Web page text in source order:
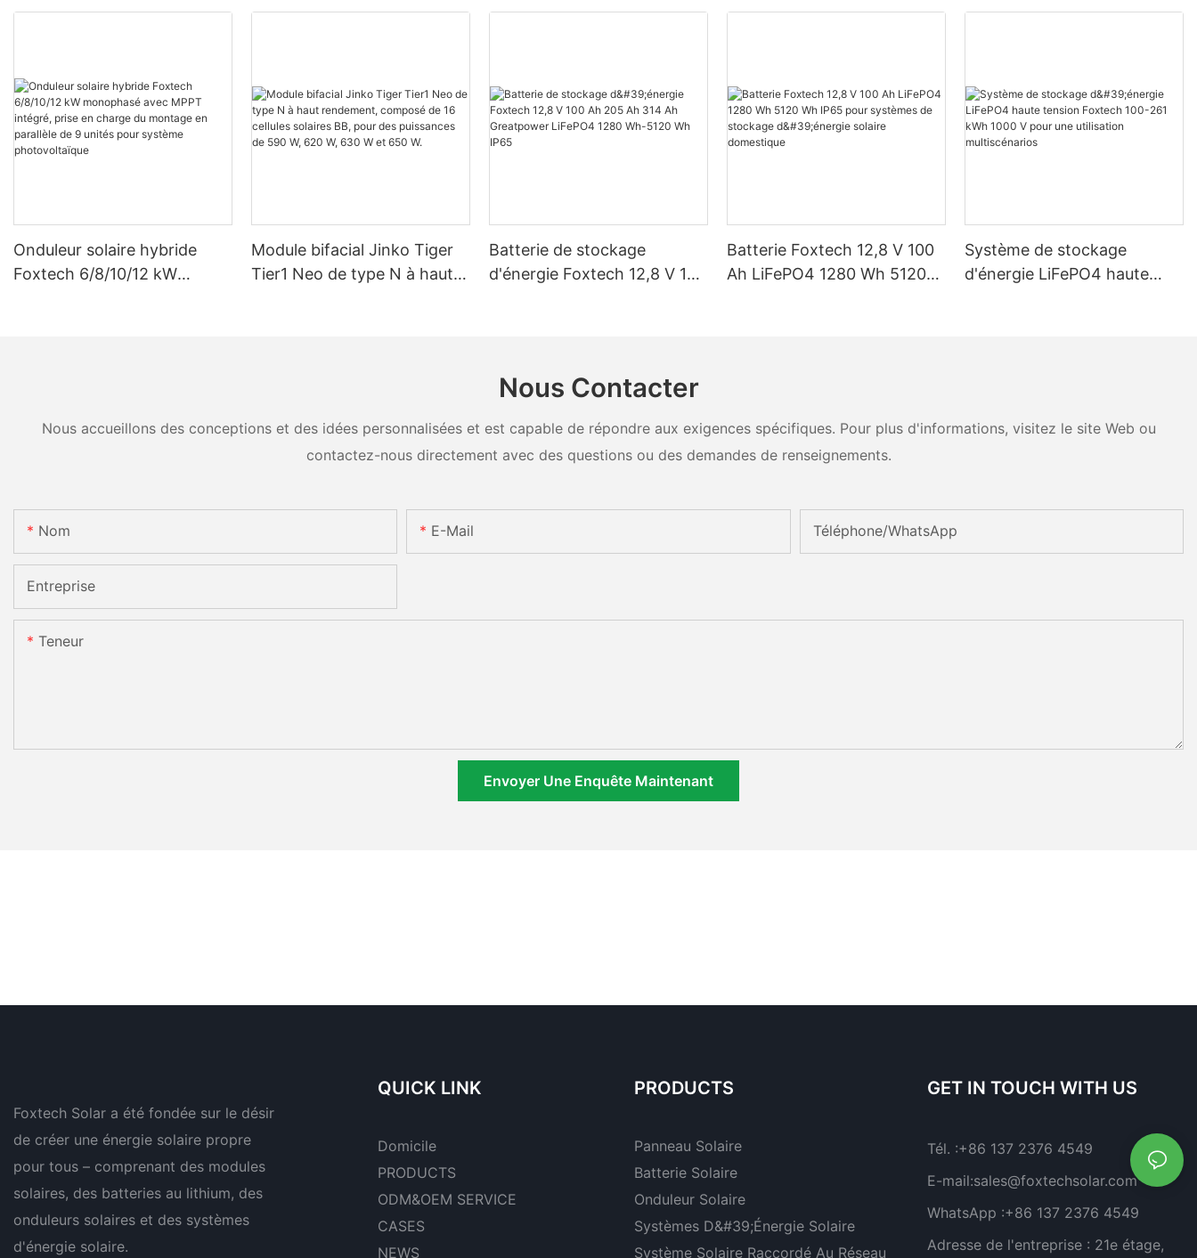
Onduleur solaire hybride
Foxtech 6/8/10/12 kW
Module bifacial Jinko Tiger
Tier1 Neo de type N à haut
Batterie de stockage
d'énergie Foxtech 12,8 V 100
Batterie Foxtech 12,8 V 100
Ah LiFePO4 1280 Wh 5120
Système de stockage
d'énergie LiFePO4 haute
Nous Contacter
Nous accueillons des conceptions et des idées personnalisées et est capable de répondre aux exigences spécifiques. Pour plus d'informations, visitez le site Web ou
contactez-nous directement avec des questions ou des demandes de renseignements.
Nom E-Mail Téléphone/WhatsApp
Entreprise
Teneur
Envoyer Une Enquête Maintenant
Foxtech Solar a été fondée sur le désir
de créer une énergie solaire propre
pour tous – comprenant des modules
solaires, des batteries au lithium, des
onduleurs solaires et des systèmes
d'énergie solaire.
QUICK LINK
Domicile
PRODUCTS
ODM&OEM SERVICE
CASES
NEWS
PRODUCTS
Panneau Solaire
Batterie Solaire
Onduleur Solaire
Systèmes D&#39;énergie Solaire
Système Solaire Raccordé Au Réseau
GET IN TOUCH WITH US
Tél. :+86 137 2376 4549
E-mail:sales@foxtechsolar.com
WhatsApp :+86 137 2376 4549
Adresse de l'entreprise : 21e étage,